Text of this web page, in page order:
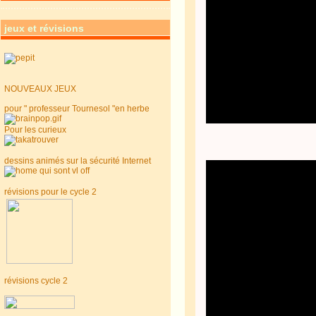
jeux et révisions
NOUVEAUX JEUX
pour " professeur Tournesol "en herbe
Pour les curieux
dessins animés sur la sécurité Internet
révisions pour le cycle 2
révisions cycle 2